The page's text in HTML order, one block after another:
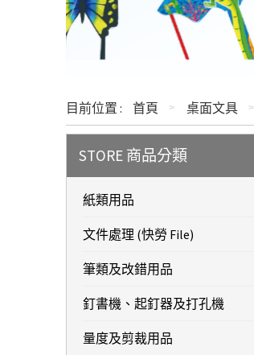
目前位置 : 首頁 桌面文具
STORE 商品分類
紙類用品
文件處理 (快勞 File)
筆類及改錯用品
釘書機、起釘器及打孔機
量度及剪裁用品